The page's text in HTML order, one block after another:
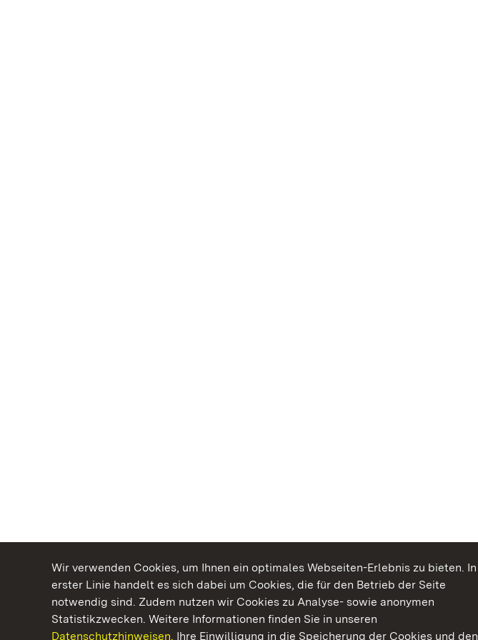
Wir verwenden Cookies, um Ihnen ein optimales Webseiten-Erlebnis zu bieten. In
erster Linie handelt es sich dabei um Cookies, die für den Betrieb der Seite
notwendig sind. Zudem nutzen wir Cookies zu Analyse- sowie anonymen
Statistikzwecken. Weitere Informationen finden Sie in unseren
Datenschutzhinweisen. Ihre Einwilligung in die Speicherung der Cookies und den